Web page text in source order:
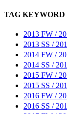
TAG KEYWORD
2013 FW /
2013 SS /
2014 FW /
2014 SS /
2015 FW /
2015 SS /
2016 FW /
2016 SS /